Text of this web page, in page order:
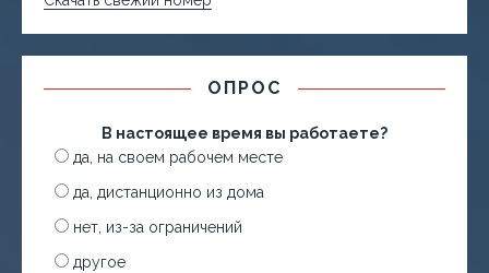
ОПРОС
В настоящее время вы работаете?
да, на своем рабочем месте
да, дистанционно из дома
нет, из-за ограничений
другое